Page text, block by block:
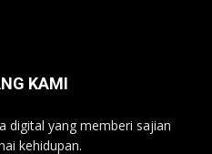
KAMI
digital yang memberi sajian
kehidupan.